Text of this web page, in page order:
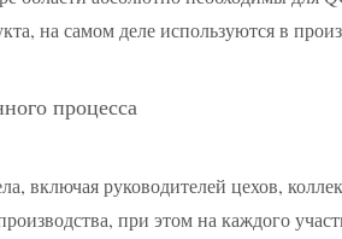
на самом деле используются в
процесса
включая руководителей цехов,
при этом на каждого